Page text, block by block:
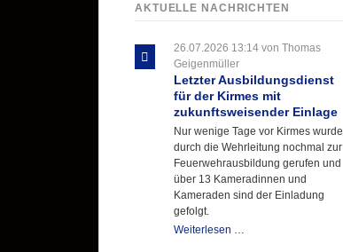
AKTUELLE NACHRICHTEN
26.07.2026 13:14 von Thomas
Geigenmüller
Letzter Ausbildungsdienst
für der Kirmes mit
zukunftsweisender Einlage
Nur wenige Tage vor Kirmes wurde
durch die Wehrleitung nochmal zur
Feuerwehrausbildung gerufen und
über 13 Kameradinnen und
Kameraden sind der Einladung
gefolgt.
Weiterlesen …